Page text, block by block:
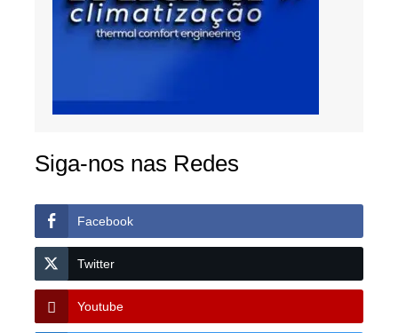
Siga-nos nas Redes
Facebook
Twitter
Youtube